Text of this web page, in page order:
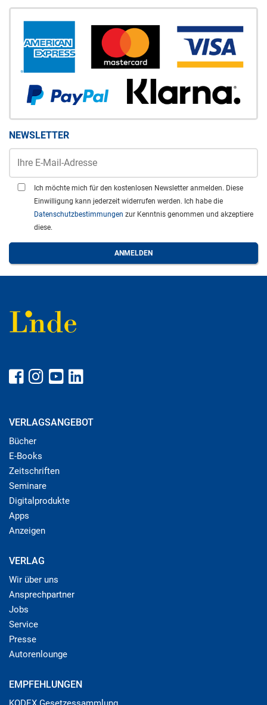
NEWSLETTER
Ich möchte mich für den kostenlosen Newsletter anmelden. Diese
Einwilligung kann jederzeit widerrufen werden. Ich habe die
Datenschutzbestimmungen zur Kenntnis genommen und akzeptiere
diese.
VERLAGSANGEBOT
Bücher
E-Books
Zeitschriften
Seminare
Digitalprodukte
Apps
Anzeigen
VERLAG
Wir über uns
Ansprechpartner
Jobs
Service
Presse
Autorenlounge
EMPFEHLUNGEN